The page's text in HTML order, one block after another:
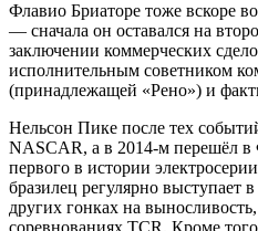
Флавио Бриаторе тоже вскоре
— сначала он оставался на
заключении коммерческих
исполнительным советником
(принадлежащей «Рено») и
Нельсон Пике после тех
NASCAR, а в 2014-м перешёл
первого в истории
бразилец регулярно
других гонках на